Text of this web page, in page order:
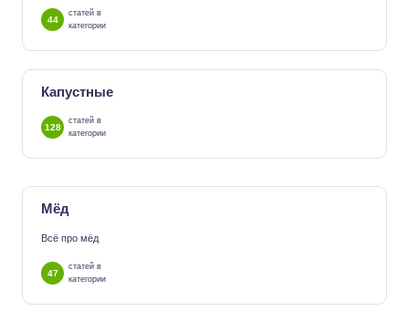
44
статей в
категории
Капустные
128
статей в
категории
Мёд
Всё про мёд
47
статей в
категории